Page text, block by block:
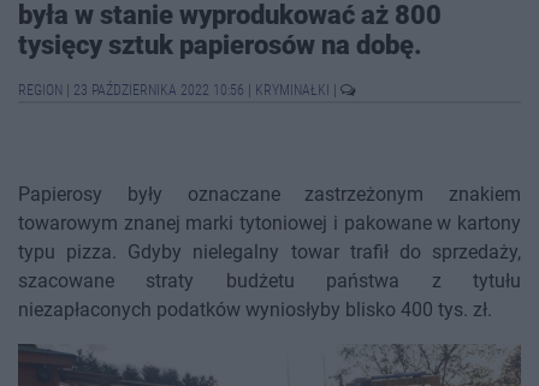
była w stanie wyprodukować aż 800
tysięcy sztuk papierosów na dobę.
REGION 23 PAŹDZIERNIKA 2022 10:56 KRYMINAŁKI
Papierosy były oznaczane zastrzeżonym znakiem
towarowym znanej marki tytoniowej i pakowane w kartony
typu pizza. Gdyby nielegalny towar trafił do sprzedaży,
szacowane straty budżetu państwa z tytułu
niezapłaconych podatków wyniosłyby blisko 400 tys. zł.